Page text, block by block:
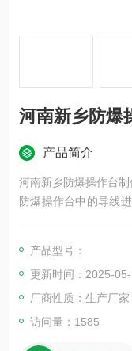
河南新乡防爆
产品简介
河南新乡防爆操作台
防爆操作台中的导线
设在箱体的上顶面，
入开关箱的电源线，
线、出口线必须采用橡
产品型号：
更新时间：2025-
厂商性质：生产厂家
访问量：1585